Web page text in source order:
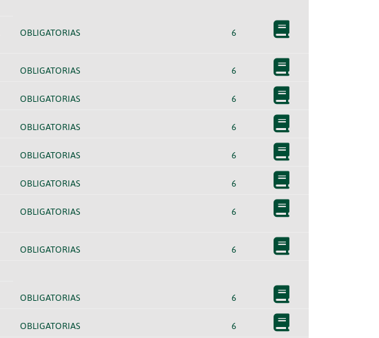
OBLIGATORIAS 6
OBLIGATORIAS 6
OBLIGATORIAS 6
OBLIGATORIAS 6
OBLIGATORIAS 6
OBLIGATORIAS 6
OBLIGATORIAS 6
OBLIGATORIAS 6
OBLIGATORIAS 6
OBLIGATORIAS 6